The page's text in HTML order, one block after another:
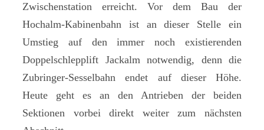
Zwischenstation erreicht. Vor dem Bau der
Hochalm-Kabinenbahn ist an dieser Stelle ein
Umstieg auf den immer noch existierenden
Doppelschlepplift Jackalm notwendig, denn die
Zubringer-Sesselbahn endet auf dieser Höhe.
Heute geht es an den Antrieben der beiden
Sektionen vorbei direkt weiter zum nächsten